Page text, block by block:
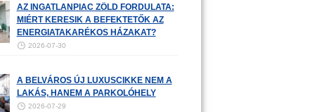
AZ INGATLANPIAC ZÖLD FORDULATA:
MIÉRT KERESIK A BEFEKTETŐK AZ
ENERGIATAKARÉKOS HÁZAKAT?
2026-07-30
A BELVÁROS ÚJ LUXUSCIKKE NEM A
LAKÁS, HANEM A PARKOLÓHELY
2026-07-29